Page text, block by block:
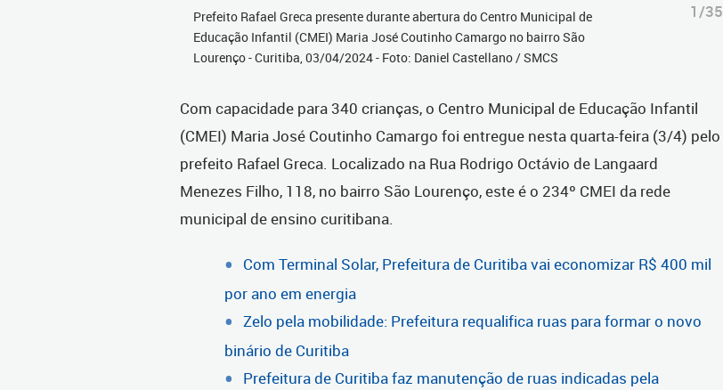
Prefeito Rafael Greca presente durante abertura do Centro Municipal de
Educação Infantil (CMEI) Maria José Coutinho Camargo no bairro São
Lourenço - Curitiba, 03/04/2024 - Foto: Daniel Castellano / SMCS
1/35
Com capacidade para 340 crianças, o Centro Municipal de Educação Infantil
(CMEI) Maria José Coutinho Camargo foi entregue nesta quarta-feira (3/4) pelo
prefeito Rafael Greca. Localizado na Rua Rodrigo Octávio de Langaard
Menezes Filho, 118, no bairro São Lourenço, este é o 234º CMEI da rede
municipal de ensino curitibana.
Com Terminal Solar, Prefeitura de Curitiba vai economizar R$ 400 mil
por ano em energia
Zelo pela mobilidade: Prefeitura requalifica ruas para formar o novo
binário de Curitiba
Prefeitura de Curitiba faz manutenção de ruas indicadas pela